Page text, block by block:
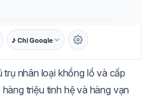
♪ Chị Google
nhân loại khổng lồ và cấp
triệu tinh hệ và hàng vạn